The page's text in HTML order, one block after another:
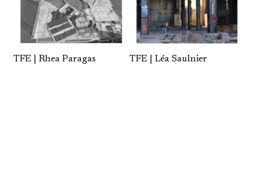
TFE | Rhea Paragas TFE | Léa Saulnier